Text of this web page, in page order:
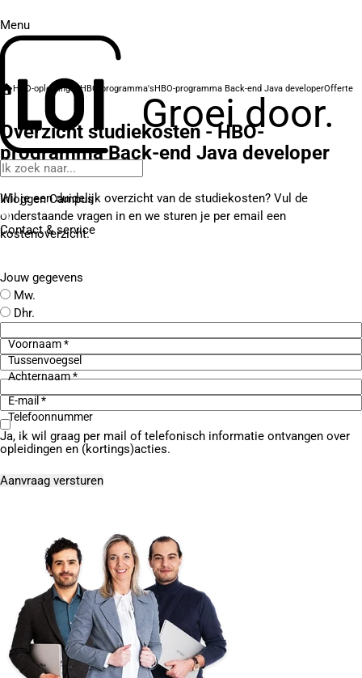
Menu
Groei door.
Inloggen Campus
Contact& service
HBO-opleidingenHBO-programma'sHBO-programma Back-end Java developerOfferte
Overzicht studiekosten - HBO-
programma Back-end Java developer
Wil je een duidelijk overzicht van de studiekosten? Vul de
onderstaande vragen in en we sturen je per email een
kostenoverzicht.
Jouw gegevens
Mw.
Dhr.
Voornaam *
Tussenvoegsel
Achternaam *
E-mail *
Telefoonnummer
Ja, ik wil graag per mail of telefonisch informatie ontvangen over
opleidingen en (kortings)acties.